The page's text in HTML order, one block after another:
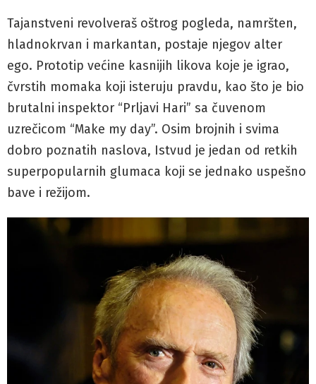
Tajanstveni revolveraš oštrog pogleda, namršten,
hladnokrvan i markantan, postaje njegov alter
ego. Prototip većine kasnijih likova koje je igrao,
čvrstih momaka koji isteruju pravdu, kao što je bio
brutalni inspektor “Prljavi Hari” sa čuvenom
uzrečicom “Make my day”. Osim brojnih i svima
dobro poznatih naslova, Istvud je jedan od retkih
superpopularnih glumaca koji se jednako uspešno
bave i režijom.